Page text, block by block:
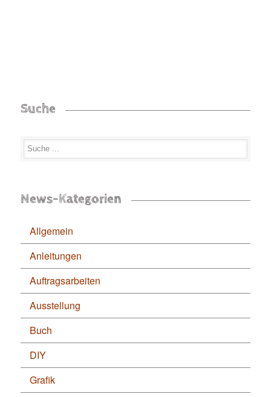
Suche
News-Kategorien
Allgemein
Anleitungen
Auftragsarbeiten
Ausstellung
Buch
DIY
Grafik